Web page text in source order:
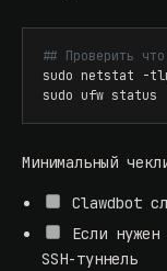
## Проверить
sudo netstat -
sudo ufw status
Минимальный
Clawdbot
Если нужен
SSH-туннель